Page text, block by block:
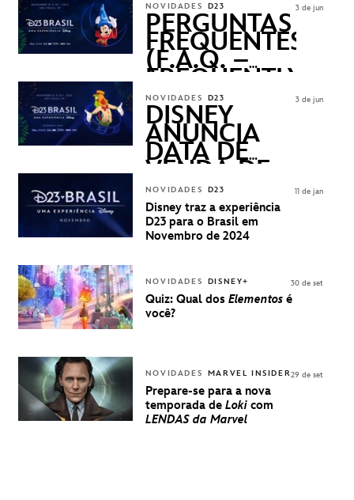
NOVIDADES D23
PERGUNTAS
FREQUENTES
(F.A.Q. –
FREQUENTLY
ASKED
QUESTIONS)
3 de jun
NOVIDADES D23
DISNEY
ANUNCIA
DATA DE
VENDA DE
INGRESSOS
PARA A D23
BRASIL -
UMA
DISNEY
3 de jun
NOVIDADES D23
Disney traz a experiência
D23 para o Brasil em
Novembro de 2024
11 de jan
NOVIDADES DISNEY+
Quiz: Qual dos Elementos é
você?
30 de set
NOVIDADES MARVEL INSIDER
Prepare-se para a nova
temporada de Loki com
LENDAS da Marvel
29 de set